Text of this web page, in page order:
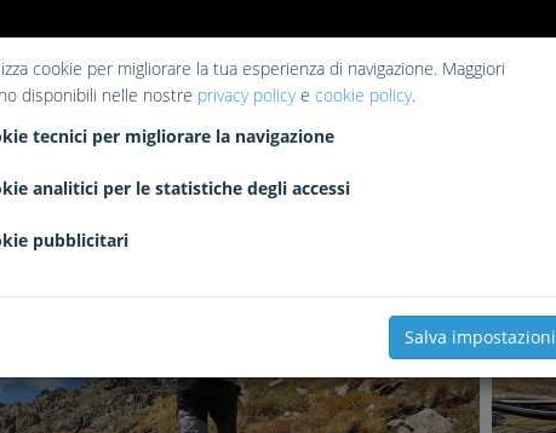
cookie per migliorare la tua esperienza di navigazione. Maggiori
disponibili nelle nostre privacy policye cookie policy.
tecnici per migliorare la navigazione
analitici per le statistiche degli accessi
pubblicitari
Salva impostazioni